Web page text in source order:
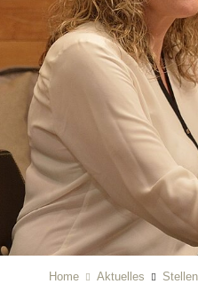
Home Aktuelles